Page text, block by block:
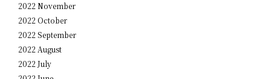
2022 November
2022 October
2022 September
2022 August
2022 July